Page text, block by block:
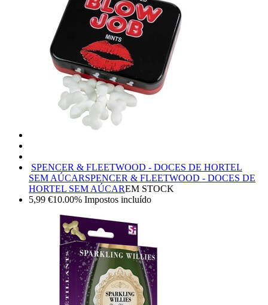
SPENCER & FLEETWOOD - DOCES DE HORTEL
SEM AÚCARSPENCER & FLEETWOOD - DOCES DE
HORTEL SEM AÚCAREM STOCK
5,99 €10.00% Impostos incluído